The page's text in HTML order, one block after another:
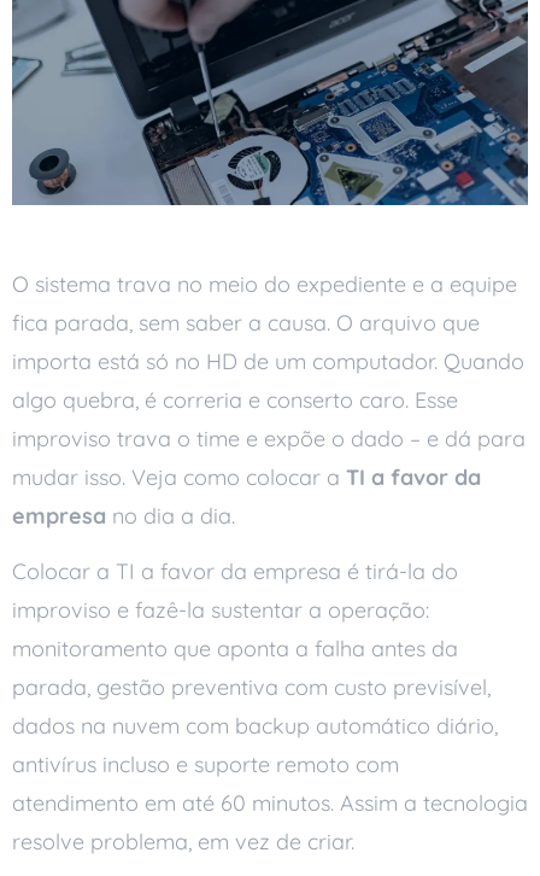
O sistema trava no meio do expediente e a equipe
fica parada, sem saber a causa. O arquivo que
importa está só no HD de um computador. Quando
algo quebra, é correria e conserto caro. Esse
improviso trava o time e expõe o dado – e dá para
mudar isso. Veja como colocar a TI a favor da
empresa no dia a dia.
Colocar a TI a favor da empresa é tirá-la do
improviso e fazê-la sustentar a operação:
monitoramento que aponta a falha antes da
parada, gestão preventiva com custo previsível,
dados na nuvem com backup automático diário,
antivírus incluso e suporte remoto com
atendimento em até 60 minutos. Assim a tecnologia
resolve problema, em vez de criar.